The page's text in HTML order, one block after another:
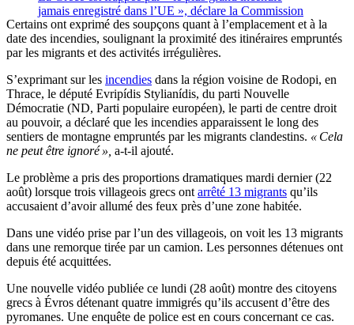
jamais enregistré dans l’UE », déclare la Commission
Certains ont exprimé des soupçons quant à l’emplacement et à la
date des incendies, soulignant la proximité des itinéraires empruntés
par les migrants et des activités irrégulières.
S’exprimant sur les incendies dans la région voisine de Rodopi, en
Thrace, le député Evripídis Stylianídis, du parti Nouvelle
Démocratie (ND, Parti populaire européen), le parti de centre droit
au pouvoir, a déclaré que les incendies apparaissent le long des
sentiers de montagne empruntés par les migrants clandestins. « Cela
ne peut être ignoré », a-t-il ajouté.
Le problème a pris des proportions dramatiques mardi dernier (22
août) lorsque trois villageois grecs ont arrêté 13 migrants qu’ils
accusaient d’avoir allumé des feux près d’une zone habitée.
Dans une vidéo prise par l’un des villageois, on voit les 13 migrants
dans une remorque tirée par un camion. Les personnes détenues ont
depuis été acquittées.
Une nouvelle vidéo publiée ce lundi (28 août) montre des citoyens
grecs à Évros détenant quatre immigrés qu’ils accusent d’être des
pyromanes. Une enquête de police est en cours concernant ce cas.